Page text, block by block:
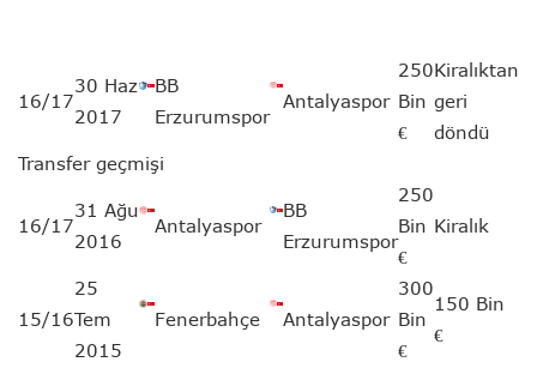
16/17
30 Haz
2017
BB
Erzurumspor
Antalyaspor
250
Bin
€
Kiralıktan
geri
döndü
Transfer geçmişi
16/17
31 Ağu
2016
Antalyaspor
BB
Erzurumspor
250
Bin
€
Kiralık
15/16
25
Tem
2015
Fenerbahçe Antalyaspor
300
Bin
€
150 Bin
€